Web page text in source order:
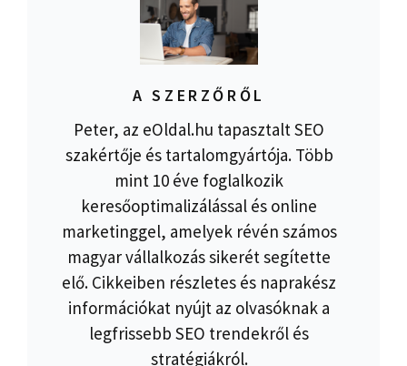
A SZERZŐRŐL
Peter, az eOldal.hu tapasztalt SEO
szakértője és tartalomgyártója. Több
mint 10 éve foglalkozik
keresőoptimalizálással és online
marketinggel, amelyek révén számos
magyar vállalkozás sikerét segítette
elő. Cikkeiben részletes és naprakész
információkat nyújt az olvasóknak a
legfrissebb SEO trendekről és
stratégiákról.